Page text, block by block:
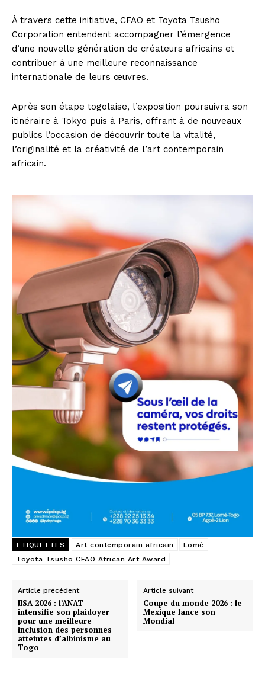
À travers cette initiative, CFAO et Toyota Tsusho
Corporation entendent accompagner l’émergence
d’une nouvelle génération de créateurs africains et
contribuer à une meilleure reconnaissance
internationale de leurs œuvres.
Après son étape togolaise, l’exposition poursuivra son
itinéraire à Tokyo puis à Paris, offrant à de nouveaux
publics l’occasion de découvrir toute la vitalité,
l’originalité et la créativité de l’art contemporain
africain.
ETIQUETTES Art contemporain africain
Lomé
Toyota Tsusho CFAO African Art Award
Article précédent
JISA 2026 : l’ANAT
intensifie son plaidoyer
pour une meilleure
inclusion des personnes
atteintes d’albinisme au
Togo
Article suivant
Coupe du monde 2026 : le
Mexique lance son
Mondial